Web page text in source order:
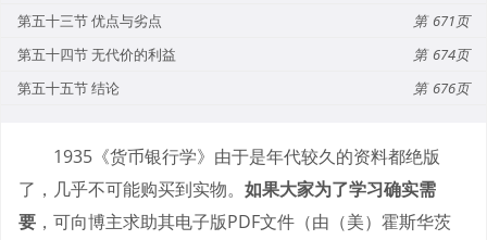
第五十三节 优点与劣点
671
第五十四节 无代价的利益
674
第五十五节 结论
676
1935《货币银行学》由于是年代较久的资料都绝版
了，几乎不可能购买到实物。 如果大家为了学习确实需
要 ，可向博主求助其电子版PDF文件（由（美）霍斯华茨